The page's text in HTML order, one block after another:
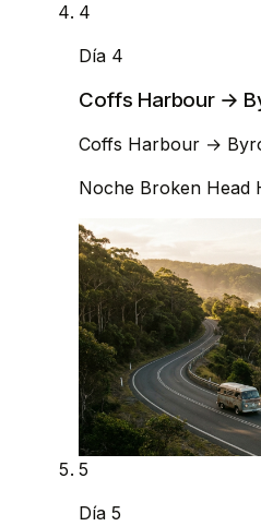
4
Día 4
Coffs Harbour →
Coffs Harbour →
Noche Broken Head
5
Día 5